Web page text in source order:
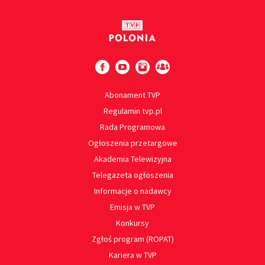
Abonament TVP
Regulamin tvp.pl
Rada Programowa
Ogłoszenia przetargowe
Akademia Telewizyjna
Telegazeta ogłoszenia
Informacje o nadawcy
Emisja w TVP
Konkursy
Zgłoś program (ROPAT)
Kariera w TVP